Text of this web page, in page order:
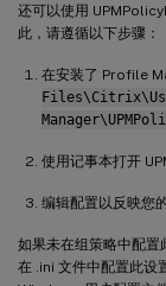
还可以使用
此，请遵循以下步骤：
在安装了 Profile
使用记事本打开
编辑配置以反映您
如果未在组策略中配置
在 .ini 文件中配置此